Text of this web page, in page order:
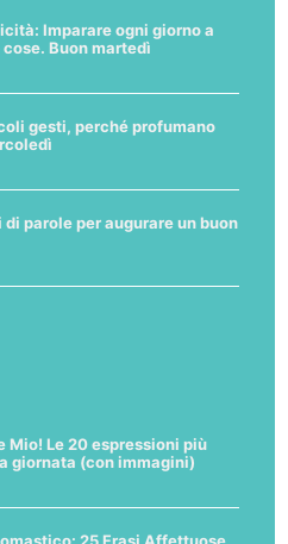
Imparare ogni giorno a
Buon martedì
gesti, perché profumano
parole per augurare un buon
Mio! Le 20 espressioni più
giornata (con immagini)